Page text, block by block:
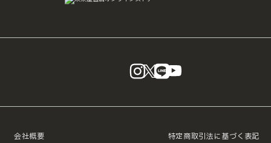
instagram
X LINE
会社概要 特定商取引法に基づく表記